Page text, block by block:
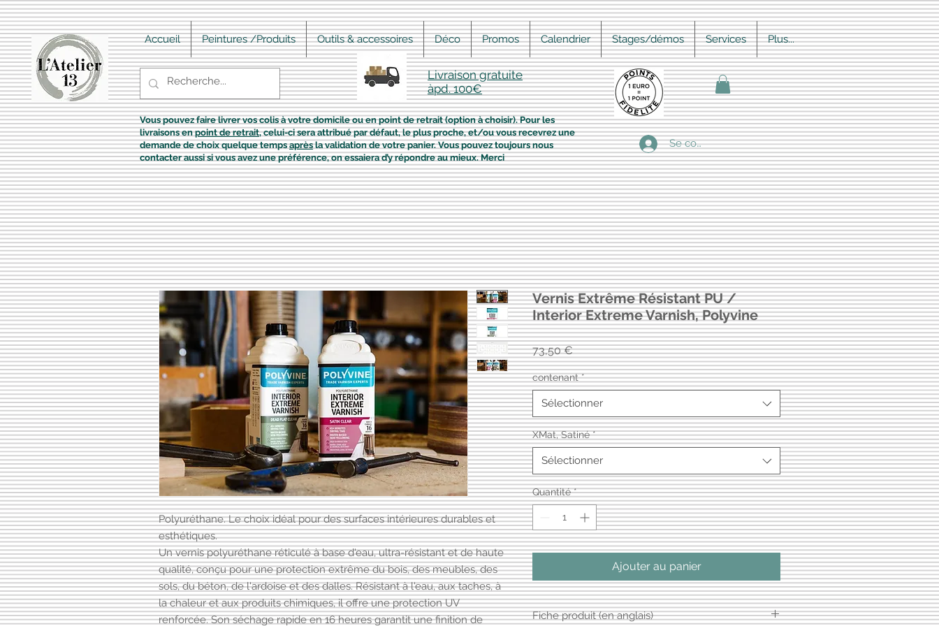
Accueil Peintures /Produits Outils & accessoires Déco Promos Calendrier Stages/démos Services Plus...
Livraison gratuite
àpd. 100€
Se connecter
Vous pouvez faire livrer vos colis à votre domicile ou en point de retrait (option à choisir). Pour les
livraisons enpoint de retrait, celui-ci sera attribué par défaut, le plus proche, et/ou vous recevrez une
demande de choix quelque tempsaprèsla validation de votre panier. Vous pouvez toujours nous
contacter aussi si vous avez une préférence, on essaiera d’y répondre au mieux. Merci
Polyuréthane. Le choix idéal pour des surfaces intérieures durables et
esthétiques.
Un vernis polyuréthane réticulé à base d'eau, ultra-résistant et de haute
qualité, conçu pour une protection extrême du bois, des meubles, des
sols, du béton, de l'ardoise et des dalles. Résistant à l'eau, aux taches, à
la chaleur et aux produits chimiques, il offre une protection UV
renforcée. Son séchage rapide en 16 heures garantit une finition de
Vernis Extrême Résistant PU /
Interior Extreme Varnish, Polyvine
73,50 €Prix
contenant *
Sélectionner
XMat, Satiné *
Sélectionner
Quantité *
Ajouter au panier
Fiche produit (en anglais)